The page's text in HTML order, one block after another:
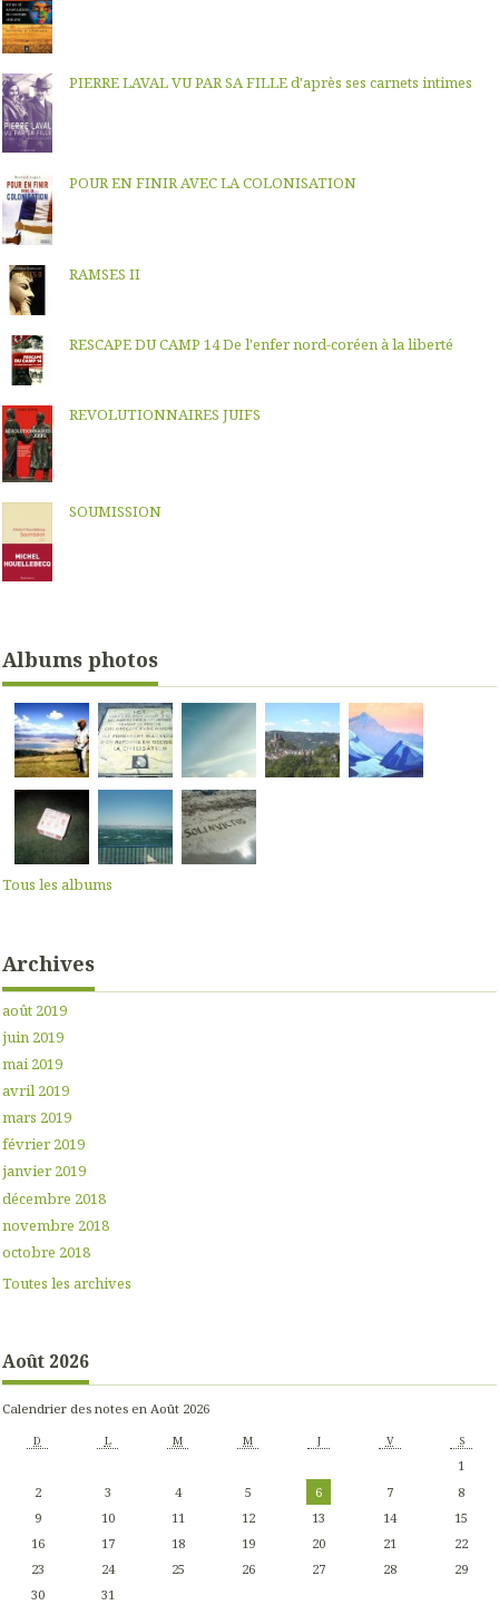
PIERRE LAVAL VU PAR SA FILLE d'après ses carnets intimes
POUR EN FINIR AVEC LA COLONISATION
RAMSES II
RESCAPE DU CAMP 14 De l'enfer nord-coréen à la liberté
REVOLUTIONNAIRES JUIFS
SOUMISSION
Albums photos
Tous les albums
Archives
août 2019
juin 2019
mai 2019
avril 2019
mars 2019
février 2019
janvier 2019
décembre 2018
novembre 2018
octobre 2018
Toutes les archives
Août 2026
Calendrier des notes en Août 2026
D L M M J V S
1
2
3 4 5 6 7
8
9
10 11 12 13 14
15
16
17 18 19 20 21
22
23
24 25 26 27 28
29
30
31